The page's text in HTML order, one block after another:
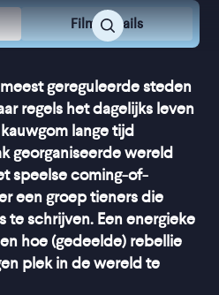
Film Details
gereguleerde steden
regels het dagelijks leven
lange tijd
georganiseerde wereld
speelse coming-of-
een groep tieners die
te schrijven. Een energieke
hoe (gedeelde) rebellie
plek in de wereld te